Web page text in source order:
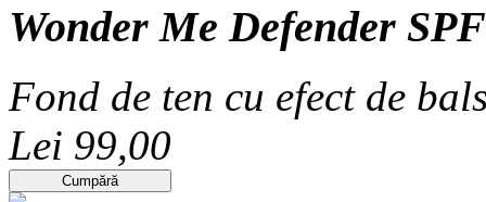
Wonder Me Defender
Fond de ten cu efect de
Lei 99,00
Cumpără